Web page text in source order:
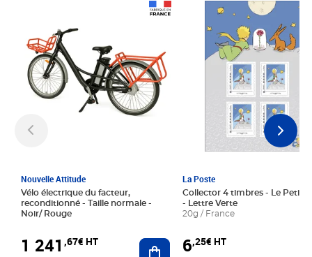
Nouvelle Attitude
Vélo électrique du facteur,
reconditionné - Taille normale -
Noir/ Rouge
1 241 ,67€ HT Ajouter au panier
La Poste
Collector 4 timbres - Le Petit
- Lettre Verte
20g / France
6,25€ HT
Prix 6,25€ HT